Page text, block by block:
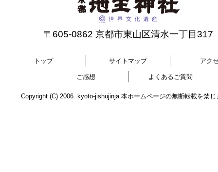
〒605-0862 京都市東山区清水一丁目317
トップ サイトマップ アク
ご感想 よくあるご質問
Copyright (C) 2006. kyoto-jishujinja 本ホームページの無断転載を禁じ